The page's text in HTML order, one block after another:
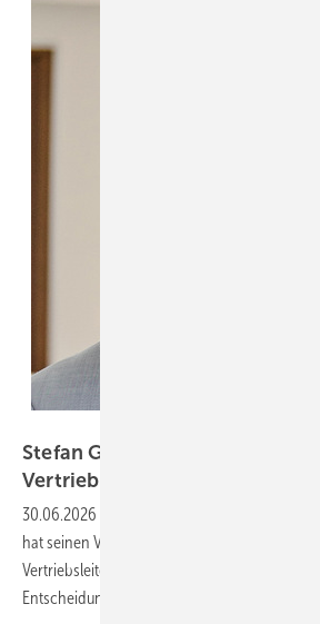
Stefan Gerling verantwortet
Vertrieb
30.06.2026
hat seinen Vertrieb neu organisiert und Stefan
Vertriebsleiter Deutschland eingesetzt. Die
Entscheidungswege verkürzen und die